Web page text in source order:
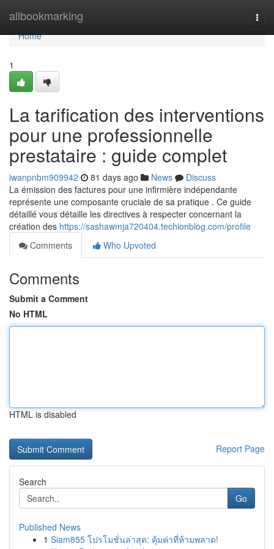
allbookmarking
Home
Home
1
La tarification des interventions
pour une professionnelle
prestataire : guide complet
iwanpnbm909942 81 days ago News
Discuss
La émission des factures pour une infirmière indépendante
représente une composante cruciale de sa pratique . Ce guide
détaillé vous détaille les directives à respecter concernant la
création des https://sashawmja720404.techionblog.com/profile
Comments
Who Upvoted
Comments
Submit a Comment
No HTML
HTML is disabled
Report Page
Search
Go
Published News
1 Siam855 โปรโมชั่นล่าสุด: คุ้มค่าที่ห้ามพลาด!